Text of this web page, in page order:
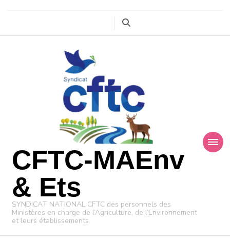
CFTC-MAEnv
& Ets
SYNDICAT NATIONAL CFTC des personnels des
Ministères en charge de l’Agriculture, de l’Environnement
et leurs établissements